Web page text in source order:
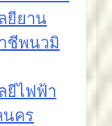
ยียาน
ชีพนวมิ
ยีไฟฟ้า
นคร